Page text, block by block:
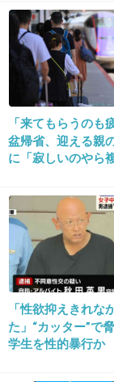
11さん
ありがとうご
財布が就職祝
最悪現金は
きてほしいで
20. 匿名 2013/07/02(火)
家事育児で忙
ロのお掃除屋
実)
「来てもらうのも
盆帰省、迎える親
に「寂しいのやら
孝行だと思ってい
「性欲抑えきれな
た」“カッター”で
学生を性的暴行
バイトの56歳男